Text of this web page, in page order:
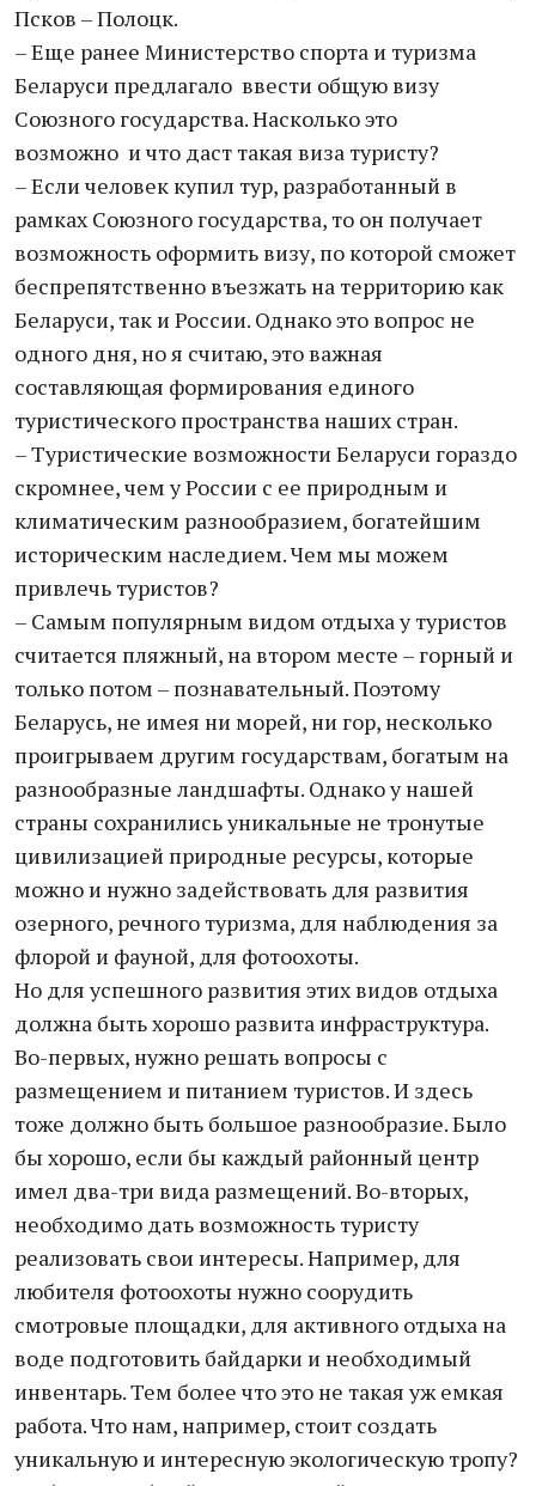
Псков – Полоцк.
– Еще ранее Министерство спорта и туризма
Беларуси предлагало ввести общую визу
Союзного государства. Насколько это
возможно и что даст такая виза туристу?
– Если человек купил тур, разработанный в
рамках Союзного государства, то он получает
возможность оформить визу, по которой сможет
беспрепятственно въезжать на территорию как
Беларуси, так и России. Однако это вопрос не
одного дня, но я считаю, это важная
составляющая формирования единого
туристического пространства наших стран.
– Туристические возможности Беларуси гораздо
скромнее, чем у России с ее природным и
климатическим разнообразием, богатейшим
историческим наследием. Чем мы можем
привлечь туристов?
– Самым популярным видом отдыха у туристов
считается пляжный, на втором месте – горный и
только потом – познавательный. Поэтому
Беларусь, не имея ни морей, ни гор, несколько
проигрываем другим государствам, богатым на
разнообразные ландшафты. Однако у нашей
страны сохранились уникальные не тронутые
цивилизацией природные ресурсы, которые
можно и нужно задействовать для развития
озерного, речного туризма, для наблюдения за
флорой и фауной, для фотоохоты.
Но для успешного развития этих видов отдыха
должна быть хорошо развита инфраструктура.
Во-первых, нужно решать вопросы с
размещением и питанием туристов. И здесь
тоже должно быть большое разнообразие. Было
бы хорошо, если бы каждый районный центр
имел два-три вида размещений. Во-вторых,
необходимо дать возможность туристу
реализовать свои интересы. Например, для
любителя фотоохоты нужно соорудить
смотровые площадки, для активного отдыха на
воде подготовить байдарки и необходимый
инвентарь. Тем более что это не такая уж емкая
работа. Что нам, например, стоит создать
уникальную и интересную экологическую тропу?